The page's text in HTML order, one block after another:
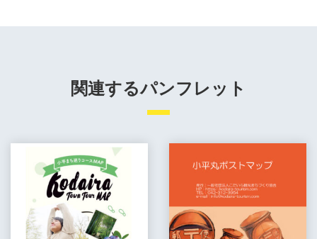
関連するパンフレット